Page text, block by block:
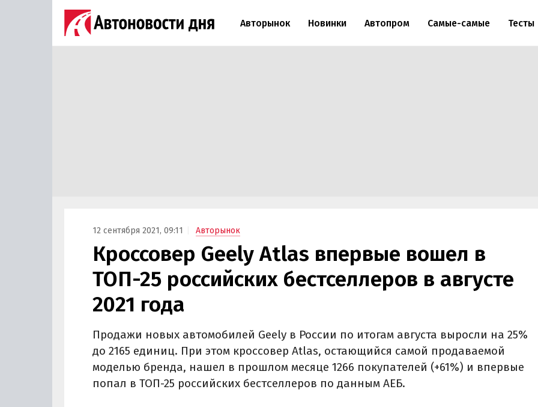
Авторынок Новинки Автопром Самые-самые Тесты
12 сентября 2021, 09:11 Авторынок
Кроссовер Geely Atlas впервые вошел в
ТОП-25 российских бестселлеров в августе
2021 года
Продажи новых автомобилей Geely в России по итогам августа выросли на 25%
до 2165 единиц. При этом кроссовер Atlas, остающийся самой продаваемой
моделью бренда, нашел в прошлом месяце 1266 покупателей (+61%) и впервые
попал в ТОП-25 российских бестселлеров по данным АЕБ.